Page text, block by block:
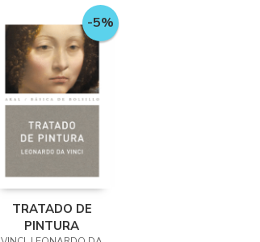
-5%
TRATADO DE
PINTURA